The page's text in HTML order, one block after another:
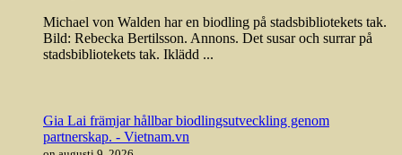
Michael von Walden har en biodling på stadsbibliotekets tak.
Bild: Rebecka Bertilsson. Annons. Det susar och surrar på
stadsbibliotekets tak. Iklädd ...
Gia Lai främjar hållbar biodlingsutveckling genom
partnerskap. - Vietnam.vn